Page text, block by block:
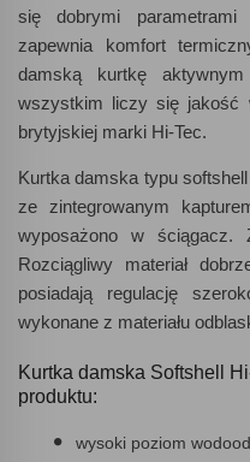
się dobrymi parametrami
zapewnia komfort
damską kurtkę
wszystkim liczy się jakość
brytyjskiej marki Hi-Tec.
Kurtka damska typu
ze zintegrowanym
wyposażono w ściągacz.
Rozciągliwy materiał
posiadają regulację
wykonane z materiału
Kurtka damska Softshell
produktu:
wysoki poziom